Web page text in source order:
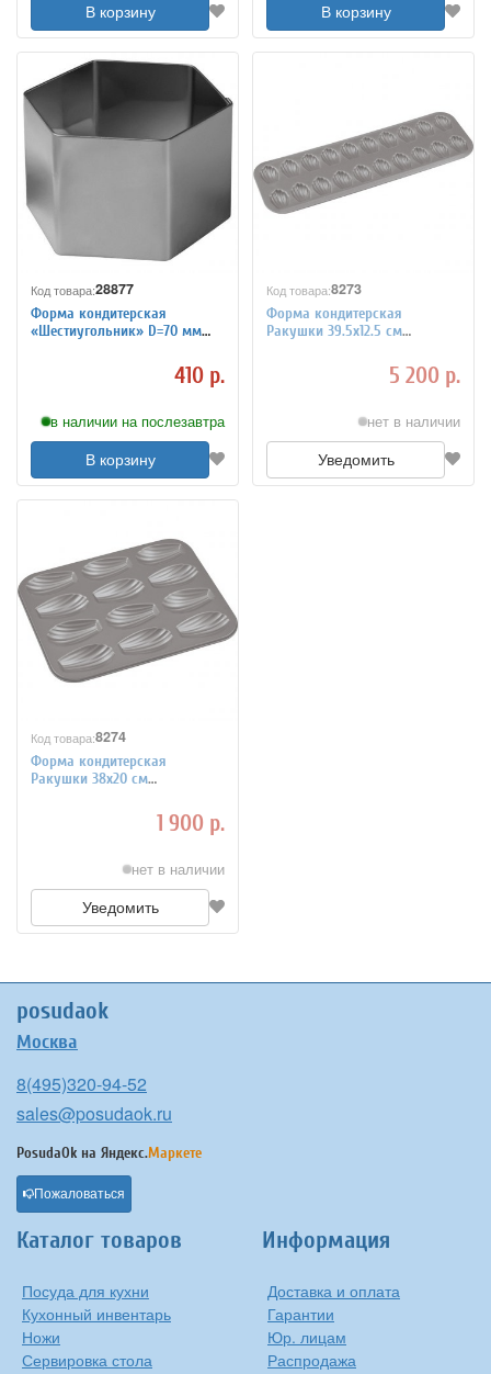
В корзину В корзину
Код товара:28877
Форма кондитерская
«Шестиугольник» D=70 мм
410 р.
в наличии на послезавтра
В корзину
Код товара:8273
Форма кондитерская
Ракушки 39.5х12.5 см
5 200 р.
нет в наличии
Уведомить
Код товара:8274
Форма кондитерская
Ракушки 38х20 см
1 900 р.
нет в наличии
Уведомить
posudaok
Москва
8(495)320-94-52
sales@posudaok.ru
PosudaOk на Яндекс.Маркете
Пожаловаться
Каталог товаров
Посуда для кухни
Кухонный инвентарь
Ножи
Сервировка стола
Информация
Доставка и оплата
Гарантии
Юр. лицам
Распродажа